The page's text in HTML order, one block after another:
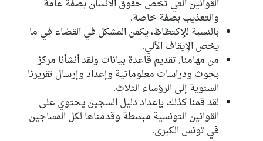
القوانين التي تخص حقوق الانسان بصفة عامة
والتعذيب بصفة خاصة.
بالنسبة للإكتظاظ، يكمن المشكل في القضاء في ما
يخص الإيقاف الألي.
من مهامنا, تقديم قاعدة بيانات ولقد أنشأنا مركز
بحوث ودراسات معلوماتية وإعداد وإرسال تقريرنا
السنوية إلى الرؤساء الثلاث.
لقد قمنا كذلك بإعداد دليل السجين يحتوي على
القوانين التونسية مبسطة وقدمناها لكل المساجين
في تونس الكبرى.